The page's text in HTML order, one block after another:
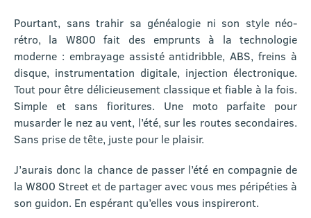
Pourtant, sans trahir sa généalogie ni son style néo-
rétro, la W800 fait des emprunts à la technologie
moderne : embrayage assisté antidribble, ABS, freins à
disque, instrumentation digitale, injection électronique.
Tout pour être délicieusement classique et fiable à la fois.
Simple et sans fioritures. Une moto parfaite pour
musarder le nez au vent, l’été, sur les routes secondaires.
Sans prise de tête, juste pour le plaisir.
J’aurais donc la chance de passer l’été en compagnie de
la W800 Street et de partager avec vous mes péripéties à
son guidon. En espérant qu’elles vous inspireront.